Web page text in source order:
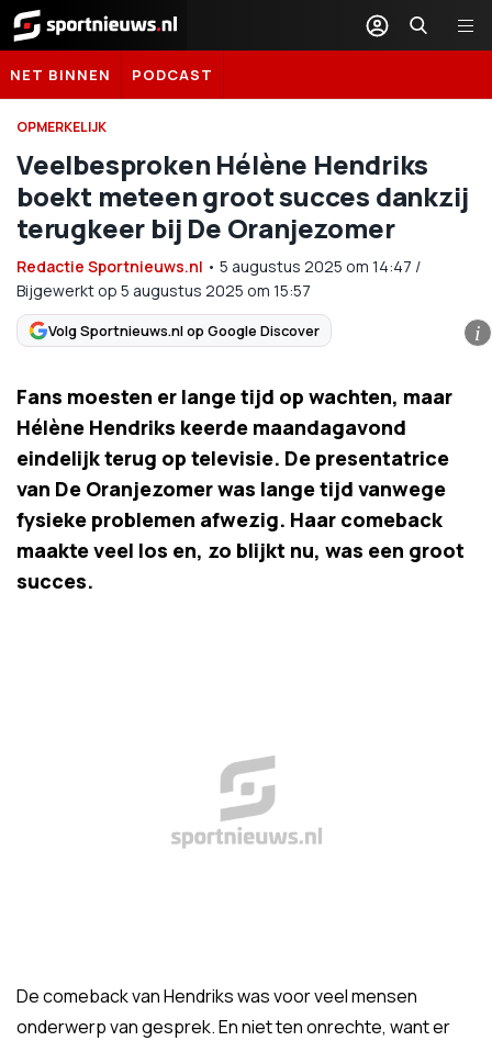
Sportnieuws.nl
NET BINNEN PODCAST
OPMERKELIJK
Veelbesproken Hélène Hendriks
boekt meteen groot succes dankzij
terugkeer bij De Oranjezomer
Redactie Sportnieuws.nl • 5 augustus 2025 om 14:47 /
Bijgewerkt op 5 augustus 2025 om 15:57
Volg Sportnieuws.nl op Google Discover i
Fans moesten er lange tijd op wachten, maar
Hélène Hendriks keerde maandagavond
eindelijk terug op televisie. De presentatrice
van De Oranjezomer was lange tijd vanwege
fysieke problemen afwezig. Haar comeback
maakte veel los en, zo blijkt nu, was een groot
succes.
De comeback van Hendriks was voor veel mensen
onderwerp van gesprek. En niet ten onrechte, want er